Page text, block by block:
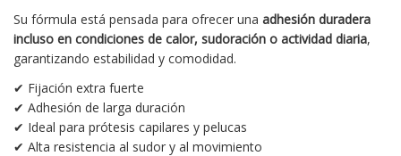
Su fórmula está pensada para ofrecer una adhesión duradera
incluso en condiciones de calor, sudoración o actividad diaria,
garantizando estabilidad y comodidad.
✔ Fijación extra fuerte
✔ Adhesión de larga duración
✔ Ideal para prótesis capilares y pelucas
✔ Alta resistencia al sudor y al movimiento